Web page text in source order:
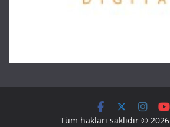
Tüm hakları saklıdır © 2026